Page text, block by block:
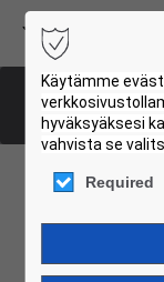
Käytämme
hyväksyäksesi
vahvista se
Required
Luettelo